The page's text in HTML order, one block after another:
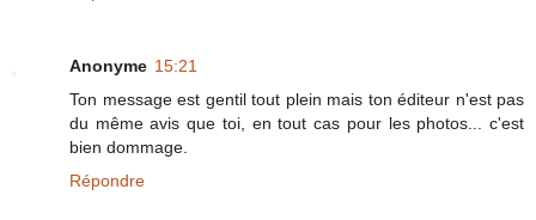
Anonyme 15:21
Ton message est gentil tout plein mais ton éditeur n'est pas
du même avis que toi, en tout cas pour les photos... c'est
bien dommage.
Répondre